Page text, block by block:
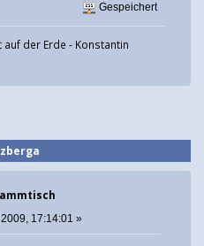
Gespeichert
der Erde - Konstantin
17:14:01 »